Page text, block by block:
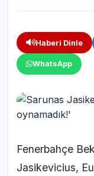
Haberi Dinle
WhatsApp
Fenerbahçe
Jasikevicius,